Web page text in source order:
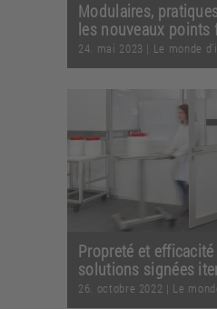
Modulaires,
les nouveaux points
24. mai 2023 | Le monde
Propreté et
solutions signées
26. octobre 2022 | Le